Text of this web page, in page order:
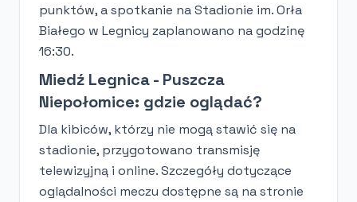
punktów, a spotkanie na Stadionie im. Orła
Białego w Legnicy zaplanowano na godzinę
16:30.
Miedź Legnica - Puszcza
Niepołomice: gdzie oglądać?
Dla kibiców, którzy nie mogą stawić się na
stadionie, przygotowano transmisję
telewizyjną i online. Szczegóły dotyczące
oglądalności meczu dostępne są na stronie